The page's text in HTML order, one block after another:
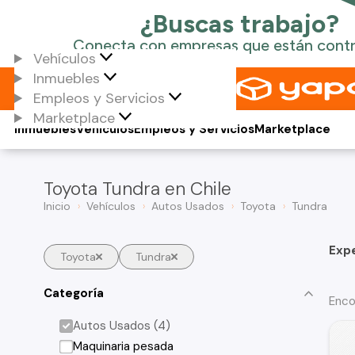
Vehículos
Inmuebles
Empleos y Servicios
Marketplace
Vehículos
Inmuebles Empleos y ServiciosMarketplace
Toyota Tundra en Chile
Inicio Vehículos Autos Usados Toyota Tundra
Toyota Tundra
Categoría
Autos Usados (4)
Maquinaria pesada